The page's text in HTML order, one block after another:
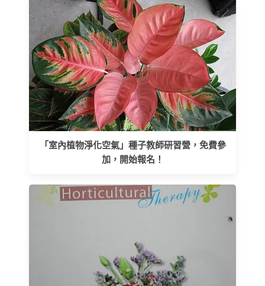
「室內植物淨化空氣」種子教師研習營，免費參
加，開始報名！